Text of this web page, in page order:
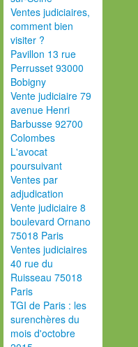
Ventes judiciaires,
comment bien
visiter ?
Pavillon 13 rue
Perrusset 93000
Bobigny
Vente judiciaire 79
avenue Henri
Barbusse 92700
Colombes
L'avocat
poursuivant
Ventes par
adjudication
Vente judiciaire 8
boulevard Ornano
75018 Paris
Ventes judiciaires
40 rue du
Ruisseau 75018
Paris
TGI de Paris : les
surenchères du
mois d'octobre